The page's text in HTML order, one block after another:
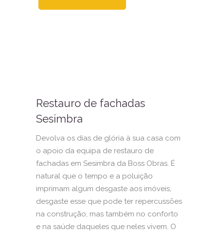
Restauro de fachadas
Sesimbra
Devolva os dias de glória à sua casa com
o apoio da equipa de restauro de
fachadas em Sesimbra da Boss Obras. É
natural que o tempo e a poluição
imprimam algum desgaste aos imóveis,
desgaste esse que pode ter repercussões
na construção, mas também no conforto
e na saúde daqueles que neles vivem. O